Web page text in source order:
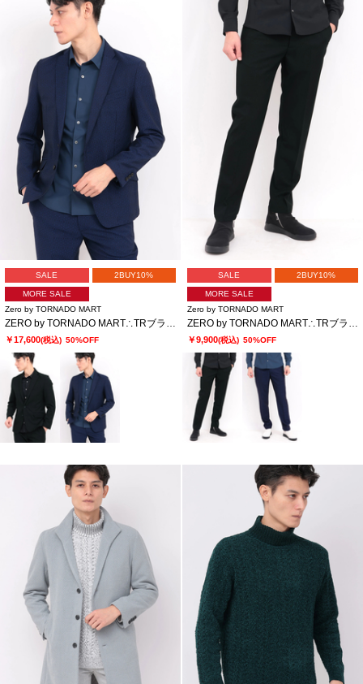
SALE 2BUY10%
MORE SALE
Zero by TORNADO MART
ZERO by TORNADO MART∴TRブライトストレッチジャカードジャケット
￥17,600(税込) 50%OFF
SALE 2BUY10%
MORE SALE
Zero by TORNADO MART
ZERO by TORNADO MART∴TRブライトストレッチジャカードスラックス
￥9,900(税込) 50%OFF